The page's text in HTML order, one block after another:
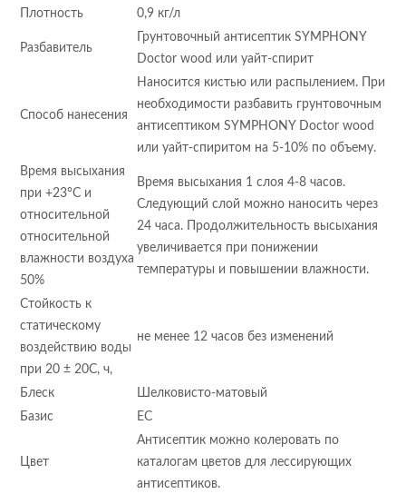
Плотность
0,9 кг/л
Разбавитель
Грунтовочный антисептик SYMPHONY
Doctor wood или уайт-спирит
Способ нанесения
Наносится кистью или распылением. При
необходимости разбавить грунтовочным
антисептиком SYMPHONY Doctor wood
или уайт-спиритом на 5-10% по объему.
Время высыхания
при +23°С и
относительной
относительной
влажности воздуха
50%
Время высыхания 1 слоя 4-8 часов.
Следующий слой можно наносить через
24 часа. Продолжительность высыхания
увеличивается при понижении
температуры и повышении влажности.
Стойкость к
статическому
воздействию воды
при 20 ± 20С, ч,
не менее 12 часов без изменений
Блеск
Шелковисто-матовый
Базис
ЕС
Цвет
Антисептик можно колеровать по
каталогам цветов для лессирующих
антисептиков.